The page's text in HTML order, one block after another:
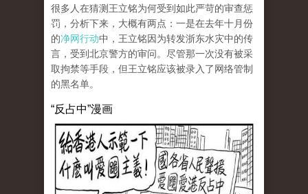
很多人在猜测王立铭为何受到如此严苛的审查惩
罚，分析下来，大概有两点：一是在去年十月份
的净网行动中，王立铭因为转发浙东水灾中的传
言，受到北京警方的审问。尽管那一次没有被采
取拘禁等手段，但王立铭应该被录入了网络管制
的黑名单。
“反占中”漫画